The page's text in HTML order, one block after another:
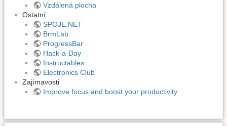
Vzdálená plocha
Ostatní
SPOJE.NET
BrmLab
ProgressBar
Hack-a-Day
Instructables
Electronics Club
Zajímavosti
Improve focus and boost your productivity